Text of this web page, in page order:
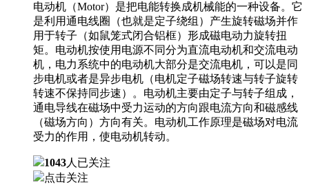
电动机（Motor）是把电能转换成机械能的一种设备。它
是利用通电线圈（也就是定子绕组）产生旋转磁场并作
用于转子（如鼠笼式闭合铝框）形成磁电动力旋转扭
矩。电动机按使用电源不同分为直流电动机和交流电动
机，电力系统中的电动机大部分是交流电机，可以是同
步电机或者是异步电机（电机定子磁场转速与转子旋转
转速不保持同步速）。电动机主要由定子与转子组成，
通电导线在磁场中受力运动的方向跟电流方向和磁感线
（磁场方向）方向有关。电动机工作原理是磁场对电流
受力的作用，使电动机转动。
1043人已关注
点击关注